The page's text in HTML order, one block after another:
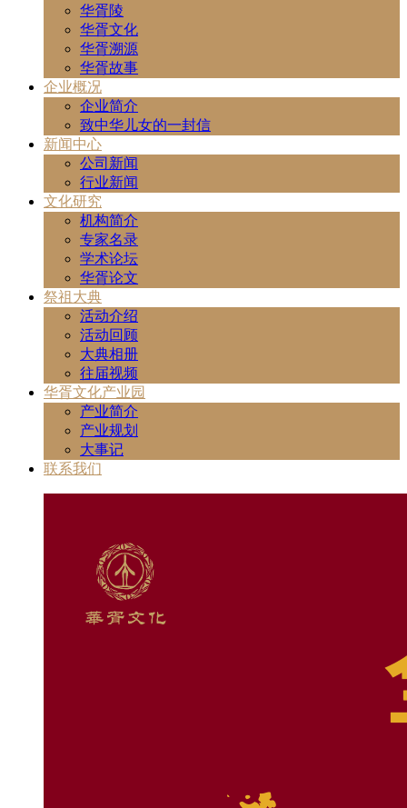
华胥陵
华胥文化
华胥溯源
华胥故事
企业概况
企业简介
致中华儿女的一封信
新闻中心
公司新闻
行业新闻
文化研究
机构简介
专家名录
学术论坛
华胥论文
祭祖大典
活动介绍
活动回顾
大典相册
往届视频
华胥文化产业园
产业简介
产业规划
大事记
联系我们